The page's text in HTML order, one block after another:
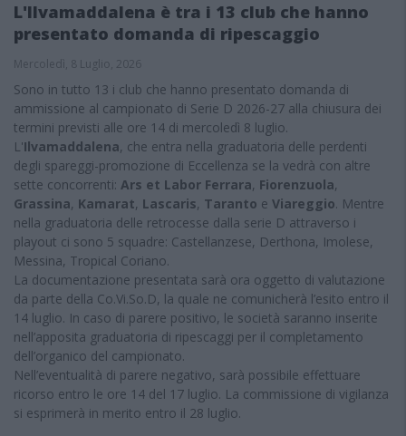
L'Ilvamaddalena è tra i 13 club che hanno
presentato domanda di ripescaggio
Mercoledì, 8 Luglio, 2026
Sono in tutto 13 i club che hanno presentato domanda di
ammissione al campionato di Serie D 2026-27 alla chiusura dei
termini previsti alle ore 14 di mercoledì 8 luglio.
L'Ilvamaddalena, che entra nella graduatoria delle perdenti
degli spareggi-promozione di Eccellenza se la vedrà con altre
sette concorrenti: Ars et Labor Ferrara, Fiorenzuola,
Grassina, Kamarat, Lascaris, Taranto e Viareggio. Mentre
nella graduatoria delle retrocesse dalla serie D attraverso i
playout ci sono 5 squadre: Castellanzese, Derthona, Imolese,
Messina, Tropical Coriano.
La documentazione presentata sarà ora oggetto di valutazione
da parte della Co.Vi.So.D, la quale ne comunicherà l’esito entro il
14 luglio. In caso di parere positivo, le società saranno inserite
nell’apposita graduatoria di ripescaggi per il completamento
dell’organico del campionato.
Nell’eventualità di parere negativo, sarà possibile effettuare
ricorso entro le ore 14 del 17 luglio. La commissione di vigilanza
si esprimerà in merito entro il 28 luglio.